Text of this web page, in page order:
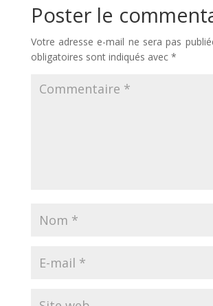
Poster le
Votre adresse e-mail ne sera pas
obligatoires sont indiqués avec *